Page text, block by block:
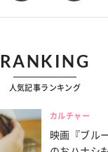
RANKING
人気記事ランキング
カルチャー
映画『ブル